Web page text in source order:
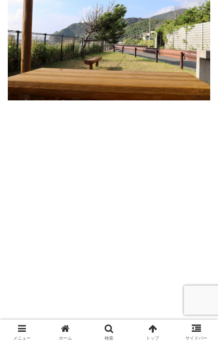
メニュー ホーム 検索 トップ サイドバー